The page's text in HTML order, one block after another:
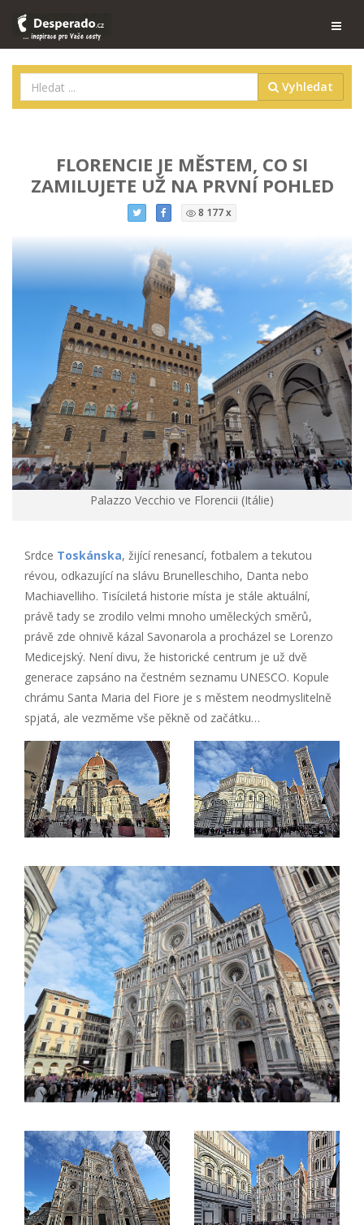
Vyhledat
FLORENCIE JE MĚSTEM, CO SI
ZAMILUJETE UŽ NA PRVNÍ POHLED
8 177 x
Palazzo Vecchio ve Florencii (Itálie)
Srdce Toskánska, žijící renesancí, fotbalem a tekutou
révou, odkazující na slávu Brunelleschiho, Danta nebo
Machiavelliho. Tisíciletá historie místa je stále aktuální,
právě tady se zrodilo velmi mnoho uměleckých směrů,
právě zde ohnivě kázal Savonarola a procházel se Lorenzo
Medicejský. Není divu, že historické centrum je už dvě
generace zapsáno na čestném seznamu UNESCO. Kopule
chrámu Santa Maria del Fiore je s městem neodmyslitelně
spjatá, ale vezměme vše pěkně od začátku…